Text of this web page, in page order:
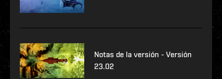
Notas de la versión - Versión
23.02